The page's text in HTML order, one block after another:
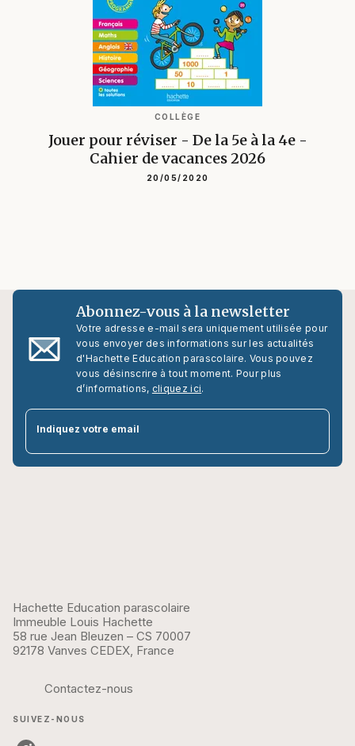
COLLÈGE
Jouer pour réviser - De la 5e à la 4e -
Cahier de vacances 2026
20/05/2020
Abonnez-vous à la newsletter
Votre adresse e-mail sera uniquement utilisée pour
vous envoyer des informations sur les actualités
d'Hachette Education parascolaire. Vous pouvez
vous désinscrire à tout moment. Pour plus
d’informations, cliquez ici.
Indiquez votre email
Hachette Education parascolaire
Immeuble Louis Hachette
58 rue Jean Bleuzen – CS 70007
92178 Vanves CEDEX, France
Contactez-nous
SUIVEZ-NOUS